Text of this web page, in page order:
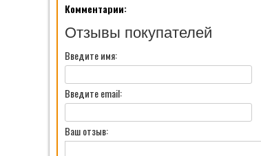
Комментарии:
Отзывы покупателей
Введите имя:
Введите email:
Ваш отзыв: